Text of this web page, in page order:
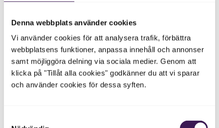
Denna webbplats använder cookies
Vi använder cookies för att analysera trafik, förbättra
webbplatsens funktioner, anpassa innehåll och annonser
samt möjliggöra delning via sociala medier. Genom att
klicka på "Tillåt alla cookies" godkänner du att vi sparar
och använder cookies för dessa syften.
du kontakta vården.
Sluta inte med läkemedel på
egen hand
Det här är en av artikelns viktigaste punkter. Om dina
levervärden är förhöjda och du tar läkemedel ska du